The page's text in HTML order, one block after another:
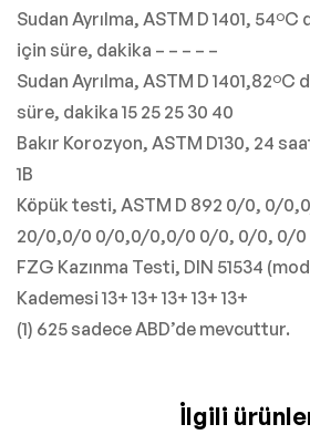
Sudan Ayrılma, ASTM D 1401, 54ºC
için süre, dakika – – – – –
Sudan Ayrılma, ASTM D 1401,82ºC
süre, dakika 15 25 25 30 40
Bakır Korozyon, ASTM D130, 24 saat
1B
Köpük testi, ASTM D 892 0/0, 0/
20/0,0/0 0/0,0/0,0/0 0/0, 0/0, 0/0
FZG Kazınma Testi, DIN 51534
Kademesi 13+ 13+ 13+ 13+ 13+
(1) 625 sadece ABD’de mevcuttur.
İlgili